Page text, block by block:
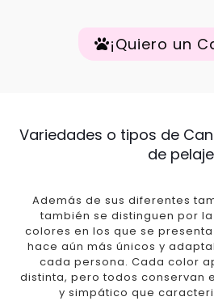
¡Quiero un
Variedades o tipos de
de pelaje
Además de sus diferentes
también se distinguen por
colores en los que se
hace aún más únicos y
cada persona. Cada color
distinta, pero todos conservan
y simpático que